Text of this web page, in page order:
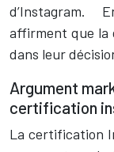
d’Instagram.
affirment que la
dans leur
Argument
certification
La certification